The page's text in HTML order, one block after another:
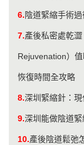
6.陰道緊縮手術
7.產後私密處乾
Rejuvenation）
恢復時間全攻略
8.深圳緊縮針：現
9.深圳能做陰道
10.產後陰道鬆弛